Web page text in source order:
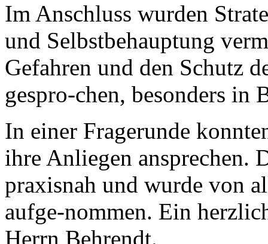
Im Anschluss wurden
und Selbstbehauptung
Gefahren und den Schutz
gespro-chen, besonders in
In einer Fragerunde
ihre Anliegen ansprechen.
praxisnah und wurde von
aufge-nommen. Ein
Herrn Behrendt.